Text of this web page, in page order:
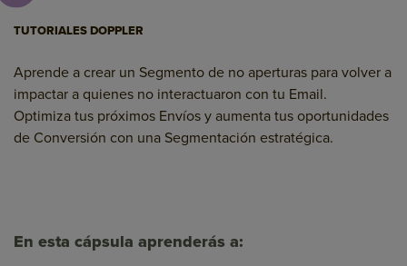
TUTORIALES DOPPLER
Aprende a crear un Segmento de no aperturas para volver a
impactar a quienes no interactuaron con tu Email.
Optimiza tus próximos Envíos y aumenta tus oportunidades
de Conversión con una Segmentación estratégica.
En esta cápsula aprenderás a: